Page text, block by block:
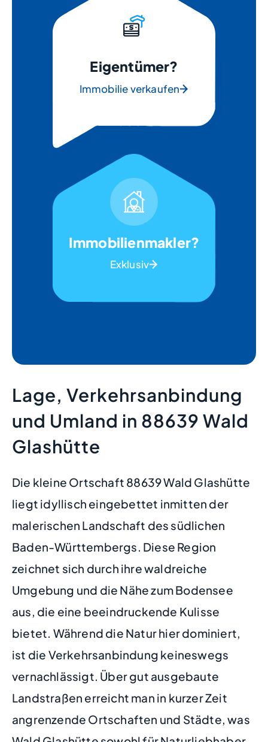
Eigentümer?
Immobilie verkaufen
Immobilienmakler?
Exklusiv
Lage, Verkehrsanbindung
und Umland in 88639 Wald
Glashütte
Die kleine Ortschaft 88639 Wald Glashütte
liegt idyllisch eingebettet inmitten der
malerischen Landschaft des südlichen
Baden-Württembergs. Diese Region
zeichnet sich durch ihre waldreiche
Umgebung und die Nähe zum Bodensee
aus, die eine beeindruckende Kulisse
bietet. Während die Natur hier dominiert,
ist die Verkehrsanbindung keineswegs
vernachlässigt. Über gut ausgebaute
Landstraßen erreicht man in kurzer Zeit
angrenzende Ortschaften und Städte, was